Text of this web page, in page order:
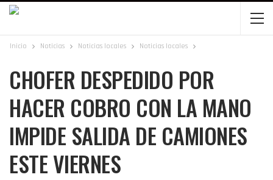
Inicio Noticias Noticias locales Noticias locales
CHOFER DESPEDIDO POR
HACER COBRO CON LA MANO
IMPIDE SALIDA DE CAMIONES
ESTE VIERNES